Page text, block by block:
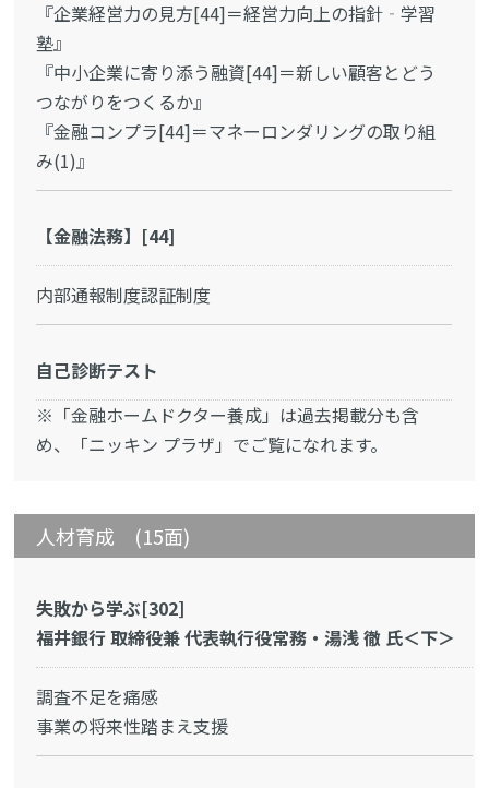
『企業経営力の見方[44]＝経営力向上の指針‐学習
塾』
『中小企業に寄り添う融資[44]＝新しい顧客とどう
つながりをつくるか』
『金融コンプラ[44]＝マネーロンダリングの取り組
み(1)』
【金融法務】[44]
内部通報制度認証制度
自己診断テスト
※「金融ホームドクター養成」は過去掲載分も含
め、「ニッキン プラザ」でご覧になれます。
人材育成 (15面)
失敗から学ぶ[302]
福井銀行 取締役兼 代表執行役常務・湯浅 徹 氏＜下＞
調査不足を痛感
事業の将来性踏まえ支援